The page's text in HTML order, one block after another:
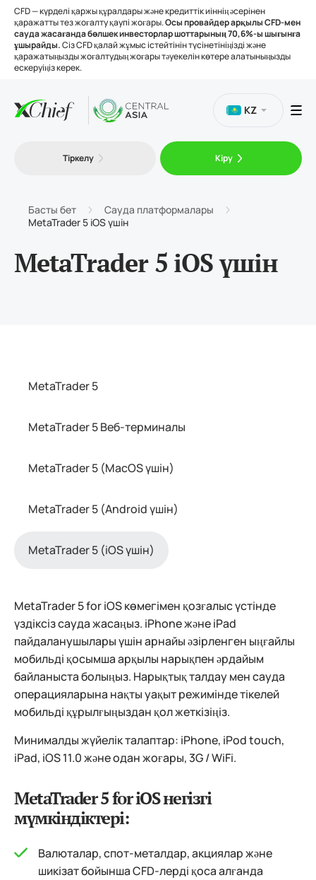
CFD — күрделі қаржы құралдары және кредиттік иіннің әсерінен
қаражатты тез жоғалту қаупі жоғары.Осы провайдер арқылы CFD-мен
сауда жасағанда бөлшек инвесторлар шоттарының 70,6%-ы шығынға
ұшырайды.Сіз CFD қалай жұмыс істейтінін түсінетініңізді және
қаражатыңызды жоғалтудың жоғары тәуекелін көтере алатыныңызды
ескеруіңіз керек.
Құралдар
Біз туралы
KZ
Тіркелу Кіру
Басты бет
Сауда платформалары
MetaTrader 5 iOS үшін
MetaTrader 5 iOS үшін
MetaTrader 5
MetaTrader 5 Веб-терминалы
MetaTrader 5 (MacOS үшін)
MetaTrader 5 (Android үшін)
MetaTrader 5 (iOS үшін)
MetaTrader 5 for iOS көмегімен қозғалыс үстінде
үздіксіз сауда жасаңыз. iPhone және iPad
пайдаланушылары үшін арнайы әзірленген ыңғайлы
мобильді қосымша арқылы нарықпен әрдайым
байланыста болыңыз. Нарықтық талдау мен сауда
операцияларына нақты уақыт режимінде тікелей
мобильді құрылғыңыздан қол жеткізіңіз.
Минималды жүйелік талаптар: iPhone, iPod touch,
iPad, iOS 11.0 және одан жоғары, 3G / WiFi.
MetaTrader 5 for iOS негізгі
мүмкіндіктері:
Валюталар, спот-металдар, акциялар және
шикізат бойынша CFD-лерді қоса алғанда